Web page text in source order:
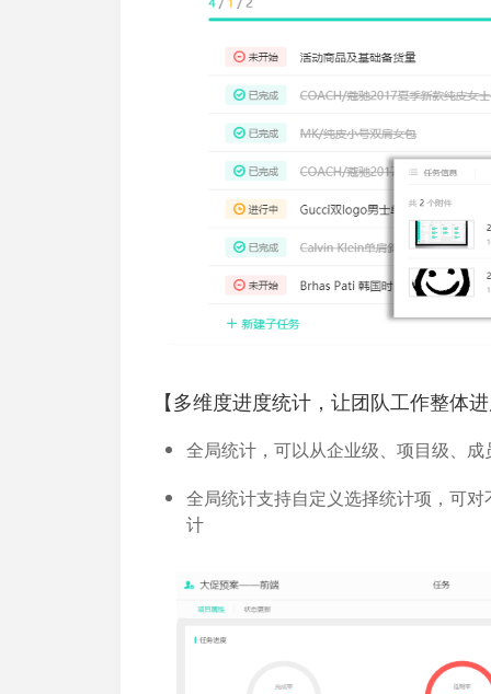
【多维度进度统计，让团队工作整体
全局统计，可以从企业级、项目级、
全局统计支持自定义选择统计项，可
计